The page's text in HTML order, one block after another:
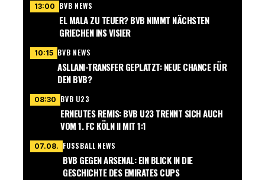
13:00 BVB NEWS
EL MALA ZU TEUER? BVB NIMMT NÄCHSTEN
GRIECHEN INS VISIER
10:15 BVB NEWS
ASLLANI-TRANSFER GEPLATZT: NEUE CHANCE FÜR
DEN BVB?
08:30 BVB U23
ERNEUTES REMIS: BVB U23 TRENNT SICH AUCH
VOM 1. FC KÖLN II MIT 1:1
07.08. FUSSBALL NEWS
BVB GEGEN ARSENAL: EIN BLICK IN DIE
GESCHICHTE DES EMIRATES CUPS